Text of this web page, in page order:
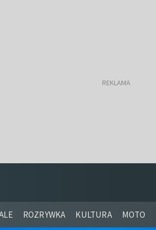
ROZRYWKA KULTURA MOTO